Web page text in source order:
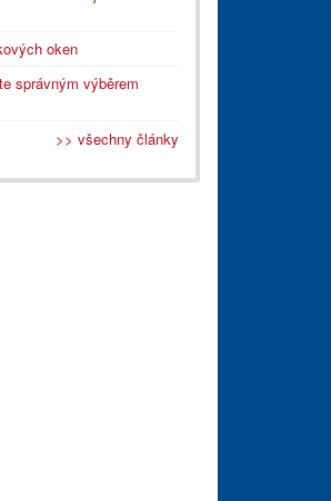
oken
správným výběrem
>> všechny články